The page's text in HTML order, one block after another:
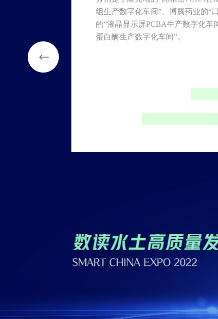
组生产数字化车间”、博腾药业的“
的“液晶显示屏PCBA生产数字化车
蛋白酶生产数字化车间”。